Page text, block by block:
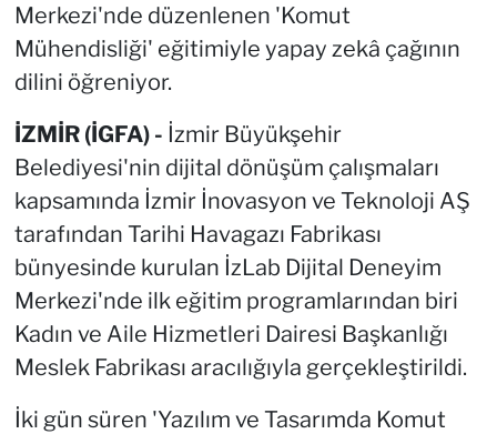
Merkezi'nde düzenlenen 'Komut
Mühendisliği' eğitimiyle yapay zekâ çağının
dilini öğreniyor.
İZMİR (İGFA) - İzmir Büyükşehir
Belediyesi'nin dijital dönüşüm çalışmaları
kapsamında İzmir İnovasyon ve Teknoloji AŞ
tarafından Tarihi Havagazı Fabrikası
bünyesinde kurulan İzLab Dijital Deneyim
Merkezi'nde ilk eğitim programlarından biri
Kadın ve Aile Hizmetleri Dairesi Başkanlığı
Meslek Fabrikası aracılığıyla gerçekleştirildi.
İki gün süren 'Yazılım ve Tasarımda Komut